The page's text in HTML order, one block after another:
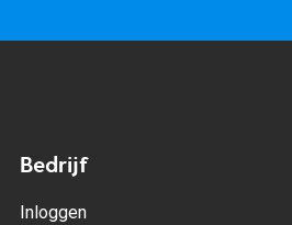
Bedrijf
Inloggen